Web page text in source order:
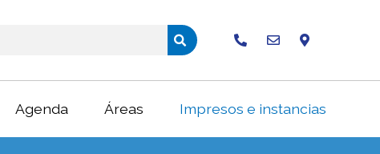
Agenda Áreas Impresos e instancias